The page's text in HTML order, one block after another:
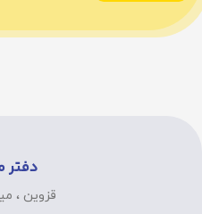
دفتر
قزوین ،